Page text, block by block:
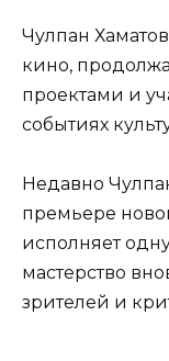
Чулпан
кино,
проектами и
событиях
Недавно
премьере
исполняет
мастерство
зрителей и